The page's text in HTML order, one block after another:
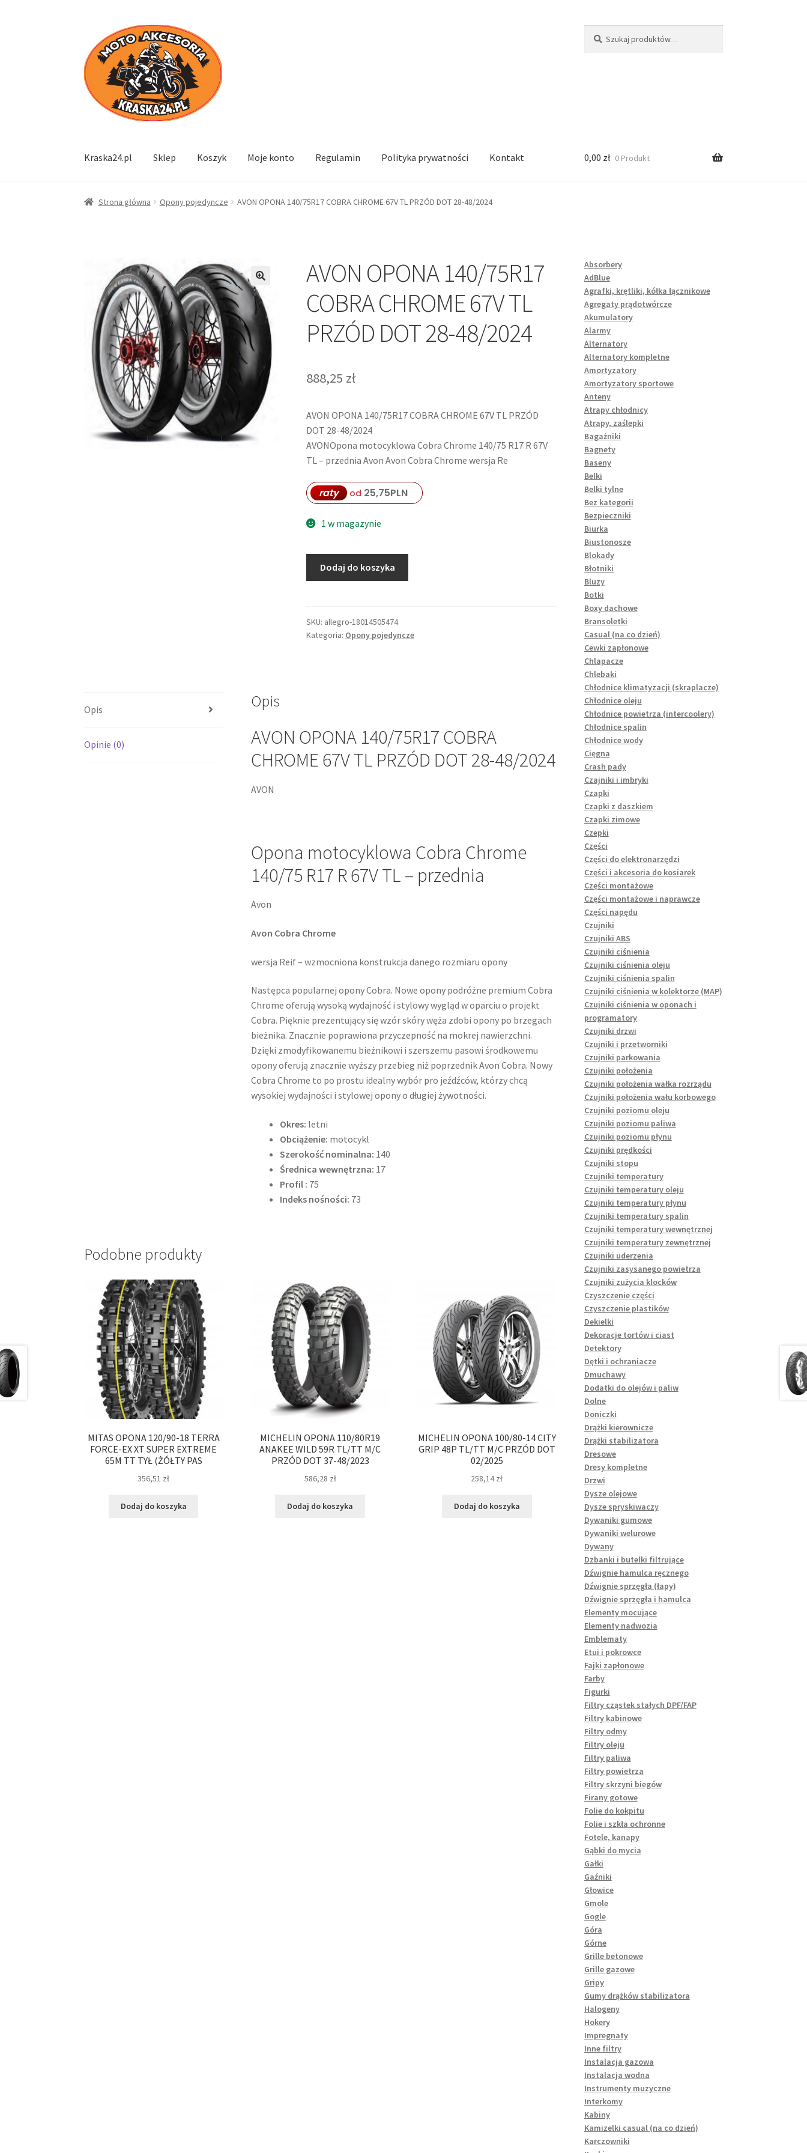
Przejdź
do
nawigacji
Przejdź
do
treści
Kraska24.pl Sklep Koszyk Moje konto Regulamin Polityka prywatności Kontakt 0,00 zł 0 Produkt
Strona główna Opony pojedyncze AVON OPONA 140/75R17 COBRA CHROME 67V TL PRZÓD DOT 28-48/2024
AVON OPONA 140/75R17
COBRA CHROME 67V TL
PRZÓD DOT 28-48/2024
888,25 zł
AVON OPONA 140/75R17 COBRA CHROME 67V TL PRZÓD
DOT 28-48/2024
AVONOpona motocyklowa Cobra Chrome 140/75 R17 R 67V
TL – przednia Avon Avon Cobra Chrome wersja Re
raty od 25,75PLN
1 w magazynie
COBRA
CHROME
Dodaj do koszyka
SKU: allegro-18014505474
Kategoria: Opony pojedyncze
Opis
Opinie (0)
Opis
AVON OPONA 140/75R17 COBRA
CHROME 67V TL PRZÓD DOT 28-48/2024
AVON
Opona motocyklowa Cobra Chrome
140/75 R17 R 67V TL – przednia
Avon
Avon Cobra Chrome
wersja Reif – wzmocniona konstrukcja danego rozmiaru opony
Następca popularnej opony Cobra. Nowe opony podróżne premium Cobra
Chrome oferują wysoką wydajność i stylowy wygląd w oparciu o projekt
Cobra. Pięknie prezentujący się wzór skóry węża zdobi opony po brzegach
bieżnika. Znacznie poprawiona przyczepność na mokrej nawierzchni.
Dzięki zmodyfikowanemu bieżnikowi i szerszemu pasowi środkowemu
opony oferują znacznie wyższy przebieg niż poprzednik Avon Cobra. Nowy
Cobra Chrome to po prostu idealny wybór pro jeźdźców, którzy chcą
wysokiej wydajności i stylowej opony o długiej żywotności.
Okres: letni
Obciążenie: motocykl
Szerokość nominalna: 140
Średnica wewnętrzna: 17
Profil : 75
Indeks nośności: 73
Podobne produkty
MITAS OPONA 120/90-18 TERRA
FORCE-EX XT SUPER EXTREME
65M TT TYŁ (ŻÓŁTY PAS
356,51 zł
Dodaj do koszyka
MICHELIN OPONA 110/80R19
ANAKEE WILD 59R TL/TT M/C
PRZÓD DOT 37-48/2023
586,28 zł
Dodaj do koszyka
MICHELIN OPONA 100/80-14 CITY
GRIP 48P TL/TT M/C PRZÓD DOT
02/2025
258,14zł
Dodaj do koszyka
Absorbery
AdBlue
Agrafki, krętliki, kółka łącznikowe
Agregaty prądotwórcze
Akumulatory
Alarmy
Alternatory
Alternatory kompletne
Amortyzatory
Amortyzatory sportowe
Anteny
Atrapy chłodnicy
Atrapy, zaślepki
Bagażniki
Bagnety
Baseny
Belki
Belki tylne
Bez kategorii
Bezpieczniki
Biurka
Biustonosze
Blokady
Błotniki
Bluzy
Botki
Boxy dachowe
Bransoletki
Casual (na co dzień)
Cewki zapłonowe
Chlapacze
Chlebaki
Chłodnice klimatyzacji (skraplacze)
Chłodnice oleju
Chłodnice powietrza (intercoolery)
Chłodnice spalin
Chłodnice wody
Cięgna
Crash pady
Czajniki i imbryki
Czapki
Czapki z daszkiem
Czapki zimowe
Czepki
Części
Części do elektronarzędzi
Części i akcesoria do kosiarek
Części montażowe
Części montażowe i naprawcze
Części napędu
Czujniki
Czujniki ABS
Czujniki ciśnienia
Czujniki ciśnienia oleju
Czujniki ciśnienia spalin
Czujniki ciśnienia w kolektorze (MAP)
Czujniki ciśnienia w oponach i
programatory
Czujniki drzwi
Czujniki i przetworniki
Czujniki parkowania
Czujniki położenia
Czujniki położenia wałka rozrządu
Czujniki położenia wału korbowego
Czujniki poziomu oleju
Czujniki poziomu paliwa
Czujniki poziomu płynu
Czujniki prędkości
Czujniki stopu
Czujniki temperatury
Czujniki temperatury oleju
Czujniki temperatury płynu
Czujniki temperatury spalin
Czujniki temperatury wewnętrznej
Czujniki temperatury zewnętrznej
Czujniki uderzenia
Czujniki zasysanego powietrza
Czujniki zużycia klocków
Czyszczenie części
Czyszczenie plastików
Dekielki
Dekoracje tortów i ciast
Detektory
Dętki i ochraniacze
Dmuchawy
Dodatki do olejów i paliw
Dolne
Doniczki
Drążki kierownicze
Drążki stabilizatora
Dresowe
Dresy kompletne
Drzwi
Dysze olejowe
Dysze spryskiwaczy
Dywaniki gumowe
Dywaniki welurowe
Dywany
Dzbanki i butelki filtrujące
Dźwignie hamulca ręcznego
Dźwignie sprzęgła (łapy)
Dźwignie sprzęgła i hamulca
Elementy mocujące
Elementy nadwozia
Emblematy
Etui i pokrowce
Fajki zapłonowe
Farby
Figurki
Filtry cząstek stałych DPF/FAP
Filtry kabinowe
Filtry odmy
Filtry oleju
Filtry paliwa
Filtry powietrza
Filtry skrzyni biegów
Firany gotowe
Folie do kokpitu
Folie i szkła ochronne
Fotele, kanapy
Gąbki do mycia
Gałki
Gaźniki
Głowice
Gmole
Gogle
Góra
Górne
Grille betonowe
Grille gazowe
Gripy
Gumy drążków stabilizatora
Halogeny
Hokery
Impregnaty
Inne filtry
Instalacja gazowa
Instalacja wodna
Instrumenty muzyczne
Interkomy
Kabiny
Kamizelki casual (na co dzień)
Karczowniki